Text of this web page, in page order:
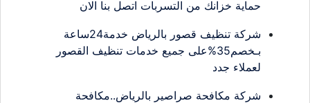
حماية خزانك من التسربات اتصل بنا الان
شركة تنظيف قصور بالرياض خدمة24ساعة
بـخصم35%على جميع خدمات تنظيف القصور
لعملاء جدد
شركة مكافحة صراصير بالرياض..مكافحة